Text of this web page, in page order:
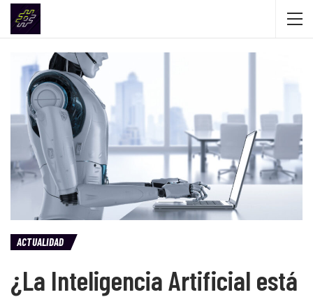
ACTUALIDAD
¿La Inteligencia Artificial está